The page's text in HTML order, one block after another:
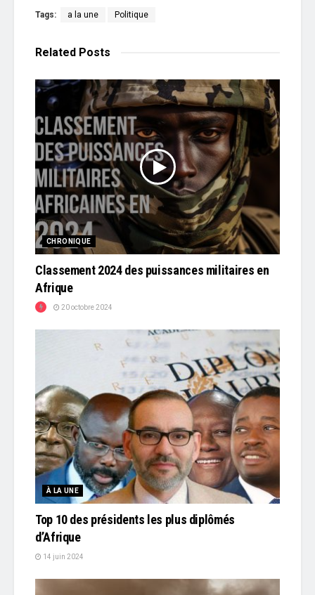
Tags: a la une Politique
Related Posts
CHRONIQUE
Classement 2024 des puissances militaires en
Afrique
20 octobre 2024
À LA UNE
Top 10 des présidents les plus diplômés
d’Afrique
14 juin 2024